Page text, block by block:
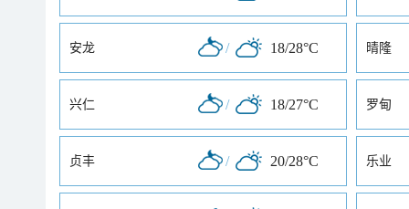
安龙 / 18/28°C 晴隆
兴仁 / 18/27°C 罗甸
贞丰 / 20/28°C 乐业